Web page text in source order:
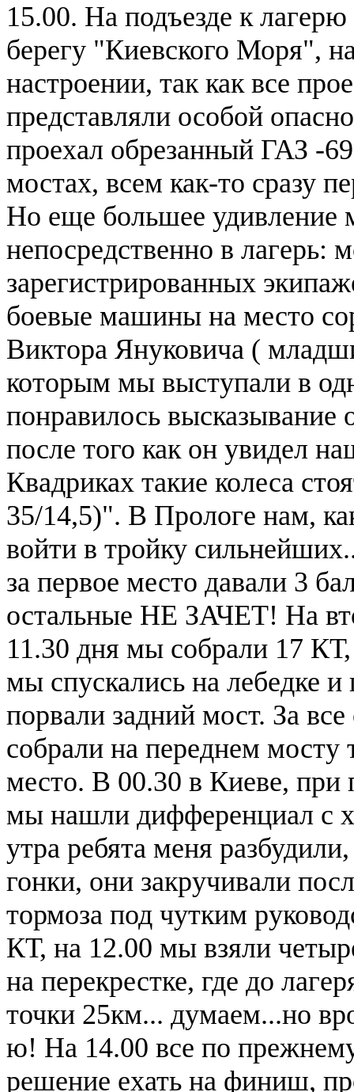
15.00. На подъезде к
берегу "Киевского Моря",
настроении, так как все
представляли особой
проехал обрезанный ГАЗ -
мостах, всем как-то сразу
Но еще большее удивление
непосредственно в лагерь:
зарегистрированных
боевые машины на место
Виктора Януковича (
которым мы выступали в
понравилось
после того как он увидел
Квадриках такие колеса
35/14,5)". В Прологе нам,
войти в тройку
за первое место давали 3
остальные НЕ ЗАЧЕТ! На
11.30 дня мы собрали 17
мы спускались на лебедке
порвали задний мост. За
собрали на переднем мосту
место. В 00.30 в Киеве,
мы нашли дифференциал с
утра ребята меня
гонки, они закручивали
тормоза под чутким
КТ, на 12.00 мы взяли
на перекрестке, где до
точки 25км... думаем...но
ю! На 14.00 все по
решение ехать на финиш,